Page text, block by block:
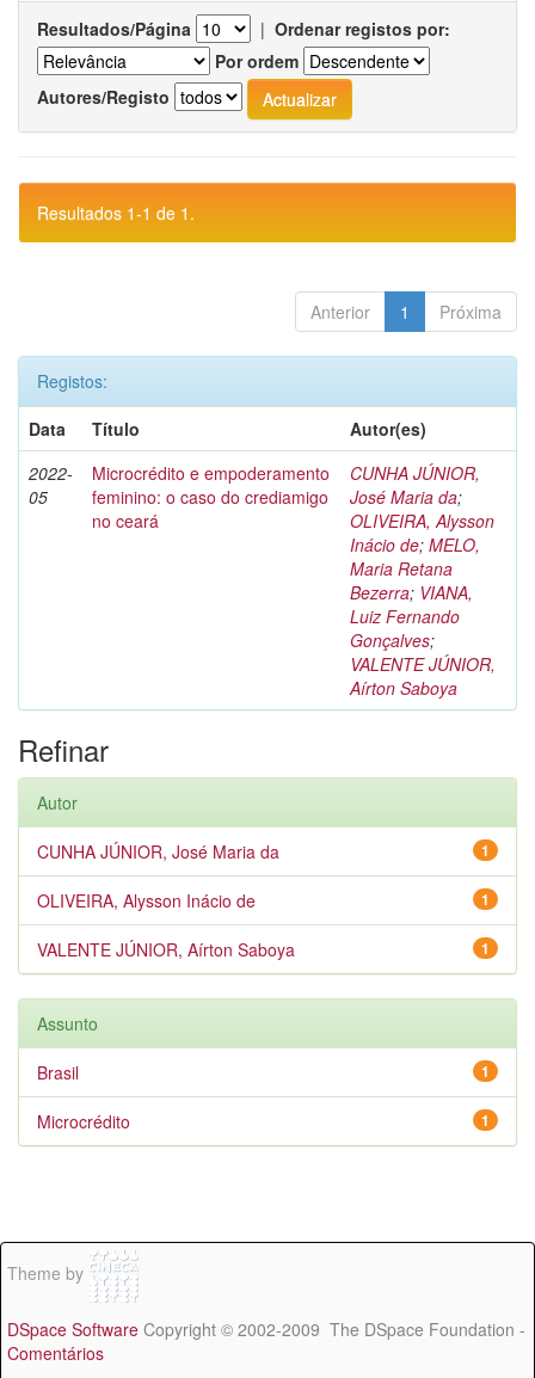
Resultados/Página | Ordenar registos por:
Por ordem
Autores/Registo
Resultados 1-1 de 1.
Anterior 1 Próxima
Registos:
Data
Título
Autor(es)
2022-
05
Microcrédito e empoderamento
feminino: o caso do crediamigo
no ceará
CUNHA JÚNIOR,
José Maria da;
OLIVEIRA, Alysson
Inácio de; MELO,
Maria Retana
Bezerra; VIANA,
Luiz Fernando
Gonçalves;
VALENTE JÚNIOR,
Aírton Saboya
Refinar
Autor
1
CUNHA JÚNIOR, José Maria da
1
OLIVEIRA, Alysson Inácio de
1
VALENTE JÚNIOR, Aírton Saboya
Assunto
1
Brasil
1
Microcrédito
Theme by
DSpace Software Copyright © 2002-2009 The DSpace Foundation -
Comentários